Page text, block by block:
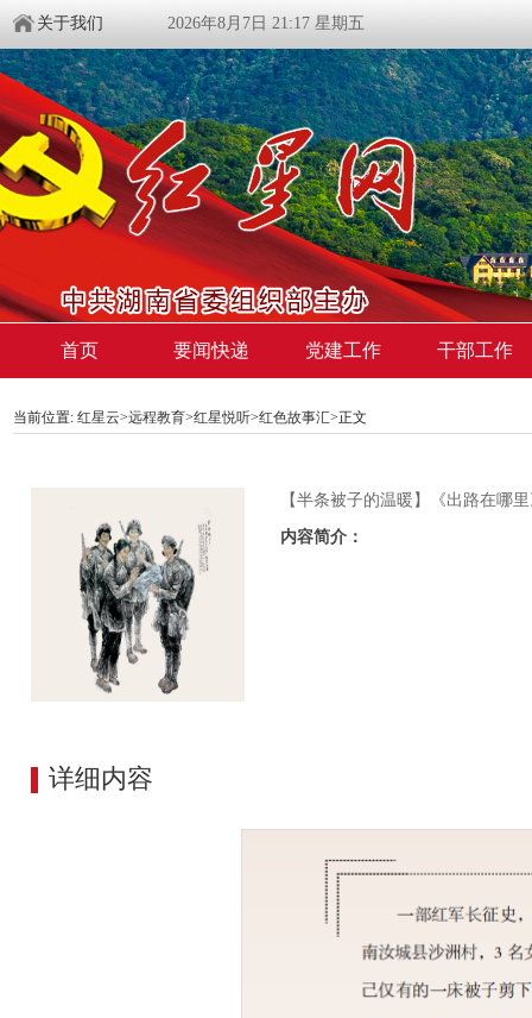
关于我们 2026年8月7日 21:17 星期五
首页 要闻快递 党建工作 干部工作
当前位置: 红星云>远程教育>红星悦听>红色故事汇>正文
【半条被子的温暖】《出路在哪
内容简介：
详细内容